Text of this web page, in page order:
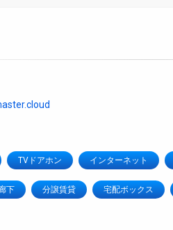
TVドアホン インターネット
下 分譲賃貸 宅配ボックス